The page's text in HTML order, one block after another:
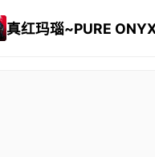
真红玛瑙~PURE